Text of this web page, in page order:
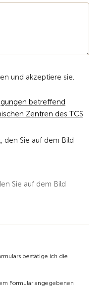
und akzeptiere sie.
betreffend
Zentren des TCS
Sie auf dem Bild
bestätige ich die
Formular angegebenen